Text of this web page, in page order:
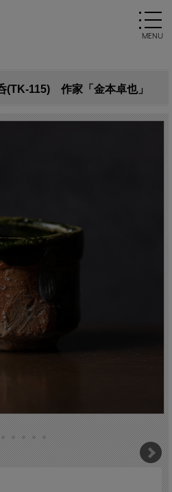
(TK-115) 作家「金本卓也」